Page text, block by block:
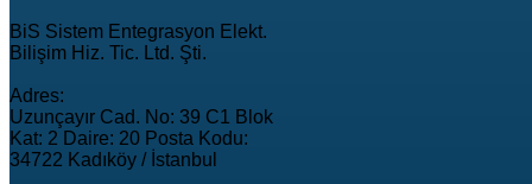
BiS Sistem Entegrasyon Elekt.
Bilişim Hiz. Tic. Ltd. Şti.
Adres:
Uzunçayır Cad. No: 39 C1 Blok
Kat: 2 Daire: 20 Posta Kodu:
34722 Kadıköy / İstanbul